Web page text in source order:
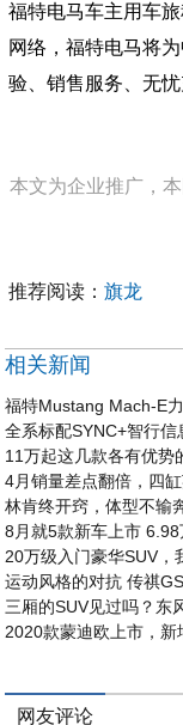
福特电马车主用车
网络，福特电马将
验、销售服务、无
本文为企业推广，
推荐阅读：旗龙
相关新闻
福特Mustang Mach-E
全系标配SYNC+智行
11万起这几款各有优势
4月销量差点翻倍，四缸
林肯终开窍，体型不输
8月就5款新车上市
20万级入门豪华SUV，
运动风格的对抗 传祺
三厢的SUV见过吗？东
2020款蒙迪欧上市，
网友评论